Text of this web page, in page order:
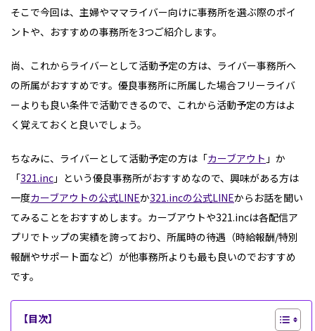
そこで今回は、主婦やママライバー向けに事務所を選ぶ際のポイ
ントや、おすすめの事務所を3つご紹介します。
尚、これからライバーとして活動予定の方は、ライバー事務所へ
の所属がおすすめです。優良事務所に所属した場合フリーライバ
ーよりも良い条件で活動できるので、これから活動予定の方はよ
く覚えておくと良いでしょう。
ちなみに、ライバーとして活動予定の方は「カーブアウト 」か
「321.inc 」という優良事務所がおすすめなので、興味がある方は
一度カーブアウトの公式LINEか321.incの公式LINEからお話を聞い
てみることをおすすめします。カーブアウトや321.incは各配信ア
プリでトップの実績を誇っており、所属時の待遇（時給報酬/特別
報酬やサポート面など）が他事務所よりも最も良いのでおすすめ
です。
【目次】